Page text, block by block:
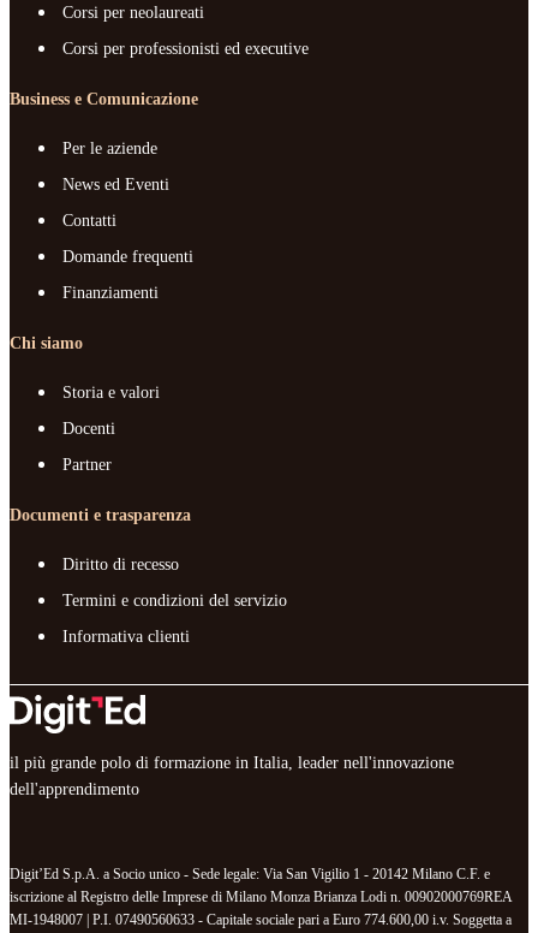
Corsi per neolaureati
Corsi per professionisti ed executive
Business e Comunicazione
Per le aziende
News ed Eventi
Contatti
Domande frequenti
Finanziamenti
Chi siamo
Storia e valori
Docenti
Partner
Documenti e trasparenza
Diritto di recesso
Termini e condizioni del servizio
Informativa clienti
il più grande polo di formazione in Italia, leader nell'innovazione
dell'apprendimento
Digit’Ed S.p.A. a Socio unico - Sede legale: Via San Vigilio 1 - 20142 Milano C.F. e
iscrizione al Registro delle Imprese di Milano Monza Brianza Lodi n. 00902000769REA
MI-1948007 | P.I. 07490560633 - Capitale sociale pari a Euro 774.600,00 i.v. Soggetta a